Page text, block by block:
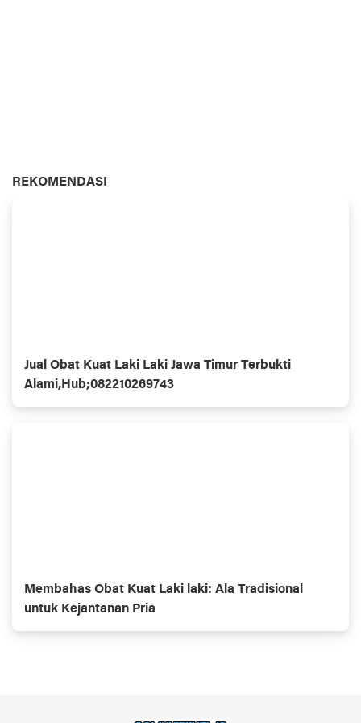
REKOMENDASI
Jual Obat Kuat Laki Laki Jawa Timur Terbukti
Alami,Hub;082210269743
Membahas Obat Kuat Laki laki: Ala Tradisional
untuk Kejantanan Pria